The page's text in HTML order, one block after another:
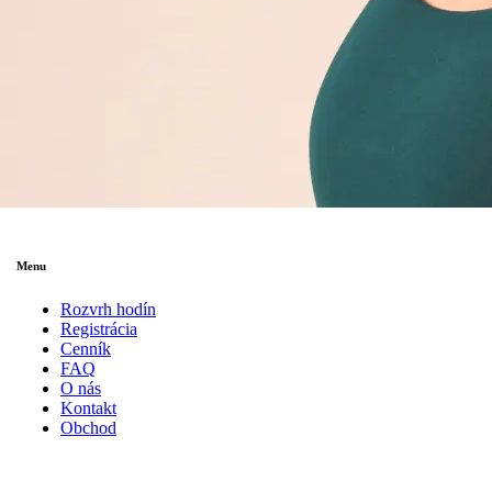
Menu
Rozvrh hodín
Registrácia
Cenník
FAQ
O nás
Kontakt
Obchod